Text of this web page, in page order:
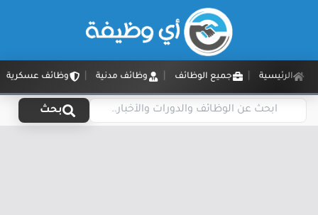
الرئيسية جميع الوظائف وظائف مدنية وظائف عسكرية
بحث